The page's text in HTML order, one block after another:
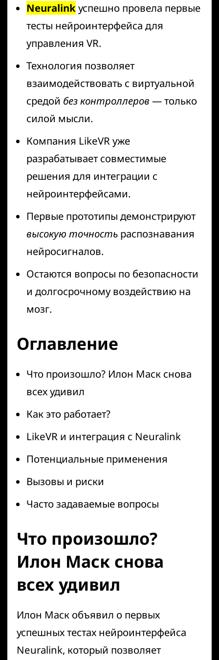
Neuralinkуспешно провела первые
тесты нейроинтерфейса для
управления VR.
Технология позволяет
взаимодействовать с виртуальной
средой без контроллеров — только
силой мысли.
Компания LikeVR уже
разрабатывает совместимые
решения для интеграции с
нейроинтерфейсами.
Первые прототипы демонстрируют
высокую точность распознавания
нейросигналов.
Остаются вопросы по безопасности
и долгосрочному воздействию на
мозг.
Оглавление
Что произошло? Илон Маск снова
всех удивил
Как это работает?
LikeVR и интеграция с Neuralink
Потенциальные применения
Вызовы и риски
Часто задаваемые вопросы
Что произошло?
Илон Маск снова
всех удивил
Илон Маск объявил о первых
успешных тестах нейроинтерфейса
Neuralink, который позволяет